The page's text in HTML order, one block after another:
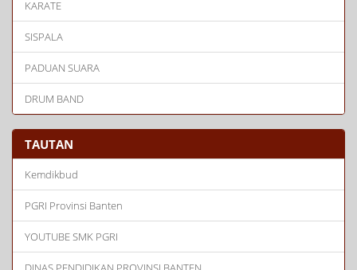
KARATE
SISPALA
PADUAN SUARA
DRUM BAND
TAUTAN
Kemdikbud
PGRI Provinsi Banten
YOUTUBE SMK PGRI